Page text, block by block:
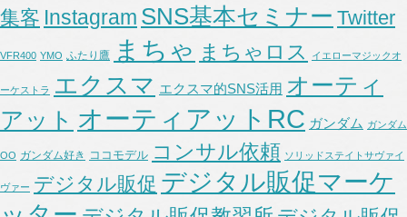
集客 Instagram SNS基本セミナー Twitter
VFR400 YMO ふたり鷹 まちゃ まちゃロス イエローマジックオ
ーケストラ エクスマ エクスマ的SNS活用 オーティ
アット オーティアットRC ガンダム ガンダム
OO ガンダム好き ココモデル コンサル依頼 ソリッドステイトサヴァイ
ヴァー デジタル販促 デジタル販促マーケ